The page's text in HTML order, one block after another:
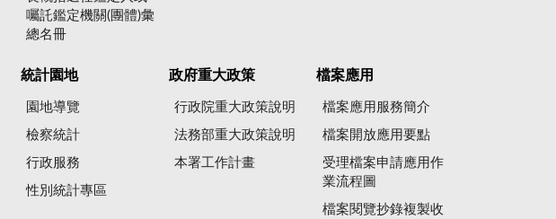
囑託鑑定機關(團體)彙
總名冊
統計園地
園地導覽
檢察統計
行政服務
性別統計專區
政府重大政策
行政院重大政策說明
法務部重大政策說明
本署工作計畫
檔案應用
檔案應用服務簡介
檔案開放應用要點
受理檔案申請應用作
業流程圖
檔案閱覽抄錄複製收